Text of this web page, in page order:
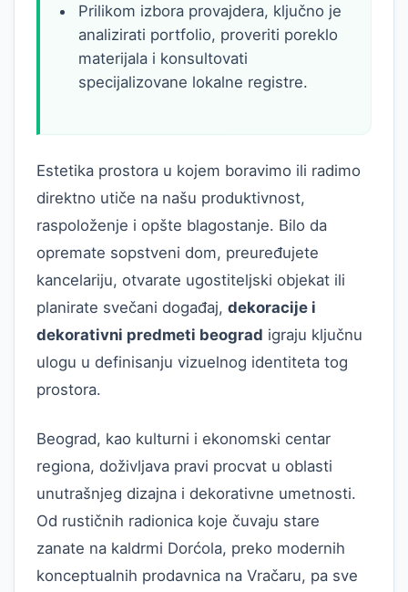
Prilikom izbora provajdera, ključno je
analizirati portfolio, proveriti poreklo
materijala i konsultovati
specijalizovane lokalne registre.
Estetika prostora u kojem boravimo ili radimo
direktno utiče na našu produktivnost,
raspoloženje i opšte blagostanje. Bilo da
opremate sopstveni dom, preuređujete
kancelariju, otvarate ugostiteljski objekat ili
planirate svečani događaj, dekoracije i
dekorativni predmeti beograd igraju ključnu
ulogu u definisanju vizuelnog identiteta tog
prostora.
Beograd, kao kulturni i ekonomski centar
regiona, doživljava pravi procvat u oblasti
unutrašnjeg dizajna i dekorativne umetnosti.
Od rustičnih radionica koje čuvaju stare
zanate na kaldrmi Dorćola, preko modernih
konceptualnih prodavnica na Vračaru, pa sve